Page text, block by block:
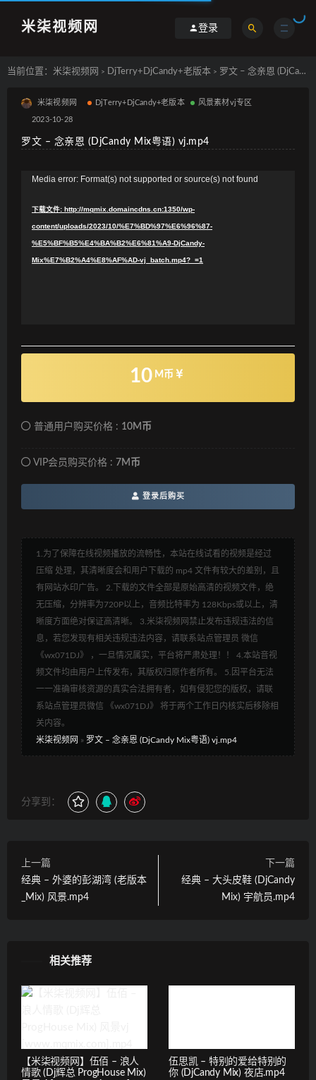
米柒视频网 登录
当前位置： 米柒视频网 > DjTerry+DjCandy+老版本 > 罗文 – 念亲恩 (DjCandy Mix粤语) vj.mp4
米柒视频网 DjTerry+DjCandy+老版本 风景素材vj专区
2023-10-28
罗文 – 念亲恩 (DjCandy Mix粤语) vj.mp4
Media error: Format(s) not supported or source(s) not found
下载文件: http://mqmix.domaincdns.cn:1350/wp-
content/uploads/2023/10/%E7%BD%97%E6%96%87-
%E5%BF%B5%E4%BA%B2%E6%81%A9-DjCandy-
Mix%E7%B2%A4%E8%AF%AD-vj_batch.mp4?_=1
10 M币
普通用户购买价格 : 10M币
VIP会员购买价格 : 7M币
登录后购买
1.为了保障在线视频播放的流畅性，本站在线试看的视频是经过
压缩 处理，其清晰度会和用户下载的 mp4 文件有较大的差别，且
有网站水印广告。 2.下载的文件全部是原始高清的视频文件，绝
无压缩，分辨率为720P以上，音频比特率为 128Kbps或以上，清
晰度方面绝对保证高清晰。 3.米柒视频网禁止发布违规违法的信
息，若您发现有相关违规违法内容，请联系站点管理员 微信
《wx071DJ》 ，一旦情况属实，平台将严肃处理！！ 4.本站音视
频文件均由用户上传发布，其版权归原作者所有。 5.因平台无法
一一准确审核资源的真实合法拥有者，如有侵犯您的版权，请联
系站点管理员微信 《wx071DJ》 将于两个工作日内核实后移除相
关内容。
米柒视频网 » 罗文 – 念亲恩 (DjCandy Mix粤语) vj.mp4
分享到：
上一篇
经典 – 外婆的彭湖湾 (老版本
_Mix) 风景.mp4
下一篇
经典 – 大头皮鞋 (DjCandy
Mix) 宇航员.mp4
相关推荐
【米柒视频网】伍佰 – 浪人
情歌 (Dj辉总 ProgHouse Mix)
伍思凯 – 特别的爱给特别的
你 (DjCandy Mix) 夜店.mp4